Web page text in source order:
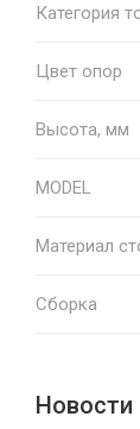
Категория
Цвет опор
Высота, мм
MODEL
Материал
Сборка
Новости